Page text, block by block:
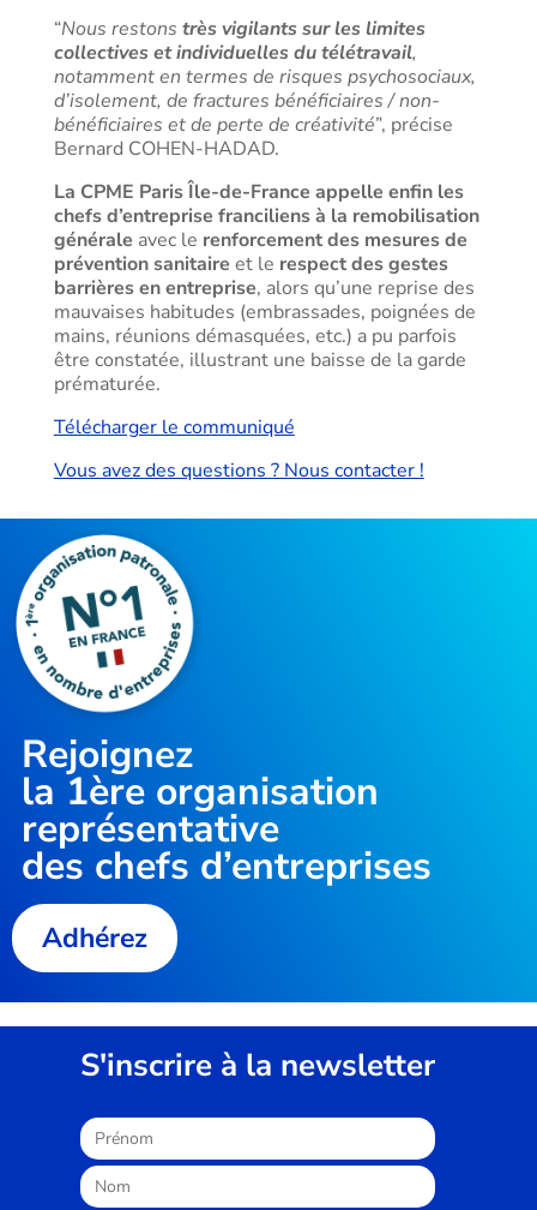
“Nous restons très vigilants sur les limites
collectives et individuelles du télétravail,
notamment en termes de risques psychosociaux,
d’isolement, de fractures bénéficiaires / non-
bénéficiaires et de perte de créativité”, précise
Bernard COHEN-HADAD.
La CPME Paris Île-de-France appelle enfin les
chefs d’entreprise franciliens à la remobilisation
générale avec le renforcement des mesures de
prévention sanitaire et le respect des gestes
barrières en entreprise, alors qu’une reprise des
mauvaises habitudes (embrassades, poignées de
mains, réunions démasquées, etc.) a pu parfois
être constatée, illustrant une baisse de la garde
prématurée.
Télécharger le communiqué
Vous avez des questions ? Nous contacter !
Rejoignez
la 1ère organisation
représentative
des chefs d’entreprises
Adhérez
S'inscrire à la newsletter